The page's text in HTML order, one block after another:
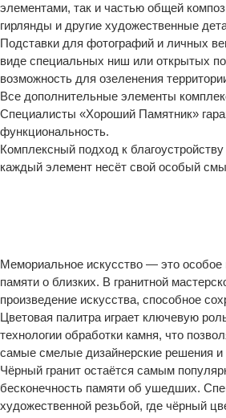
элементами, так и частью общей
гирлянды и другие художественные
Подставки для фотографий и личных
виде специальных ниш или открытых
возможность для озеленения
Все дополнительные элементы
Специалисты «Хороший Памятник»
функциональность.
Комплексный подход к
каждый элемент несёт свой особый
Мемориальное искусство — это особое
памяти о близких. В гранитной
произведение искусства, способное
Цветовая палитра играет ключевую
технологии обработки камня, что
самые смелые дизайнерские решения и
Чёрный гранит остаётся самым
бесконечность памяти об ушедших.
художественной резьбой, где чёрный